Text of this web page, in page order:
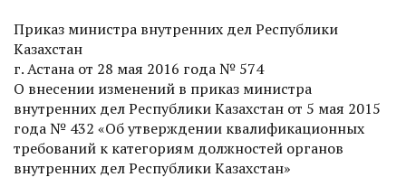
Приказ министра внутренних дел Респуб­лики
Казахстан
г. Астана от 28 мая 2016 года № 574
О внесении изменений в приказ министра
внутренних дел Респуб­лики Казахстан от 5 мая 2015
года № 432 «Об утверждении квалификационных
требований к категориям должностей органов
внутренних дел Респуб­лики Казахстан»